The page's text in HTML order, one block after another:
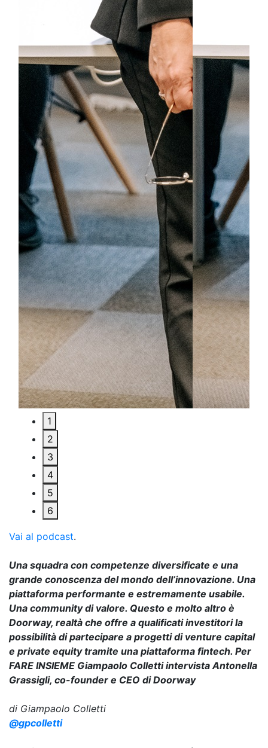
1
2
3
4
5
6
Vai al podcast.
Una squadra con competenze diversificate e una
grande conoscenza del mondo dell’innovazione. Una
piattaforma performante e estremamente usabile.
Una community di valore. Questo e molto altro è
Doorway, realtà che offre a qualificati investitori la
possibilità di partecipare a progetti di venture capital
e private equity tramite una piattaforma fintech. Per
FARE INSIEME Giampaolo Colletti intervista Antonella
Grassigli, co-founder e CEO di Doorway
di Giampaolo Colletti
@gpcolletti